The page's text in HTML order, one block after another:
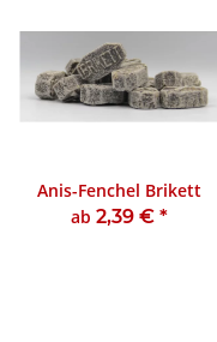
Anis-Fenchel Brikett
ab 2,39 € *